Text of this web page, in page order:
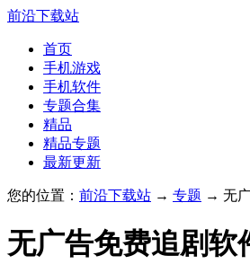
前沿下载站
首页
手机游戏
手机软件
专题合集
精品
精品专题
最新更新
您的位置： 前沿下载站 → 专题 → 无
无广告免费追剧软